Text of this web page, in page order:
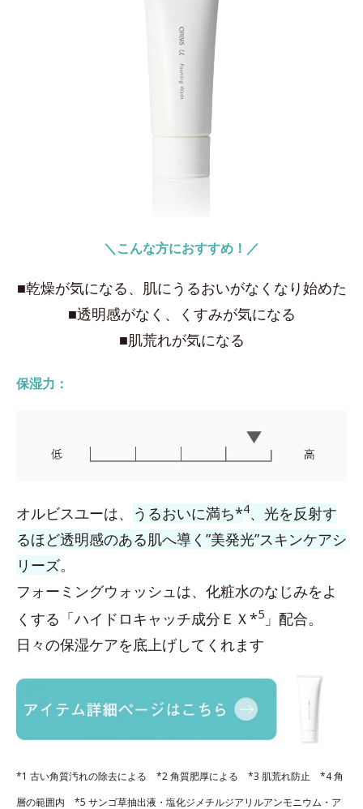
＼こんな方におすすめ！／
■乾燥が気になる、肌にうるおいがなくなり始めた
■透明感がなく、くすみが気になる
■肌荒れが気になる
保湿力：
オルビスユーは、 うるおいに満ち*4、光を反射す
るほど透明感のある肌へ導く”美発光”スキンケアシ
リーズ。
フォーミングウォッシュは、化粧水のなじみをよ
くする「ハイドロキャッチ成分ＥＸ*5 」配合。
日々の保湿ケアを底上げしてくれます
*1 古い角質汚れの除去による *2 角質肥厚による *3 肌荒れ防止 *4 角
層の範囲内 *5 サンゴ草抽出液・塩化ジメチルジアリルアンモニウム・ア